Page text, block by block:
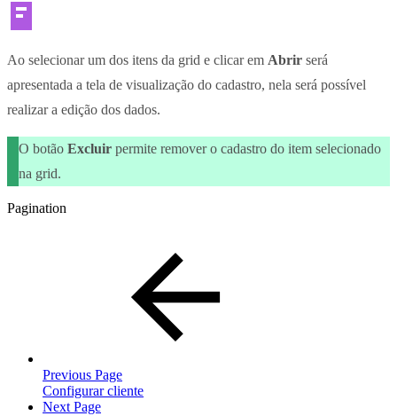
Ao selecionar um dos itens da grid e clicar em Abrir será
apresentada a tela de visualização do cadastro, nela será possível
realizar a edição dos dados.
O botão Excluir permite remover o cadastro do item selecionado
na grid.
Pagination
Previous Page
Configurar cliente
Next Page